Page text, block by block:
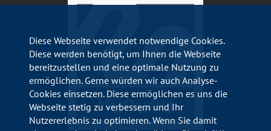
Diese Webseite verwendet notwendige Cookies.
Diese werden benötigt, um Ihnen die Webseite
bereitzustellen und eine optimale Nutzung zu
ermöglichen. Gerne würden wir auch Analyse-
Cookies einsetzen. Diese ermöglichen es uns die
Webseite stetig zu verbessern und Ihr
Nutzererlebnis zu optimieren. Wenn Sie damit